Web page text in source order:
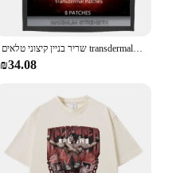
שריר בניין קיצוני טלאים transdermal סטרואידים המאיץ אנבוליים, עם ויטמין b6 טלאים, עשוי בארה "ב.
₪34.08